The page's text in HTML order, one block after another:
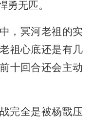
勇无匹。
，冥河老祖的实
祖心底还是有几
十回合还会主动
完全是被杨戬压